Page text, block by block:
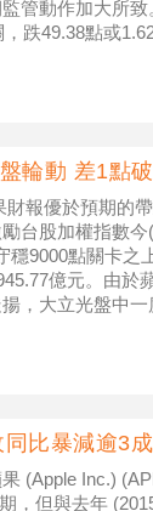
管動作加大所
跌49.38點或
輪動 差1點破
財報優於預期的
台股加權指數今
穩9000點關卡之
億元。由於
，大立光盤中
比暴減逾3
(Apple Inc.)
，但與去年